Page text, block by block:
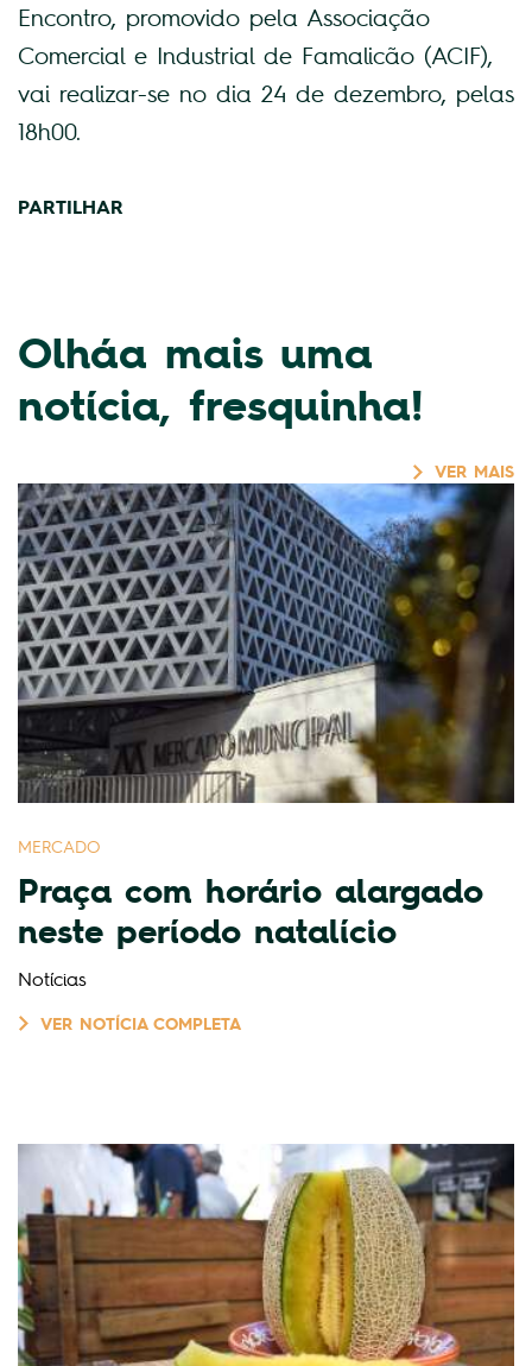
Encontro, promovido pela Associação
Comercial e Industrial de Famalicão (ACIF),
vai realizar-se no dia 24 de dezembro, pelas
18h00.
PARTILHAR
Olháa mais uma
notícia, fresquinha!
VER MAIS
MERCADO
Praça com horário alargado
neste período natalício
Notícias
VER NOTÍCIA COMPLETA